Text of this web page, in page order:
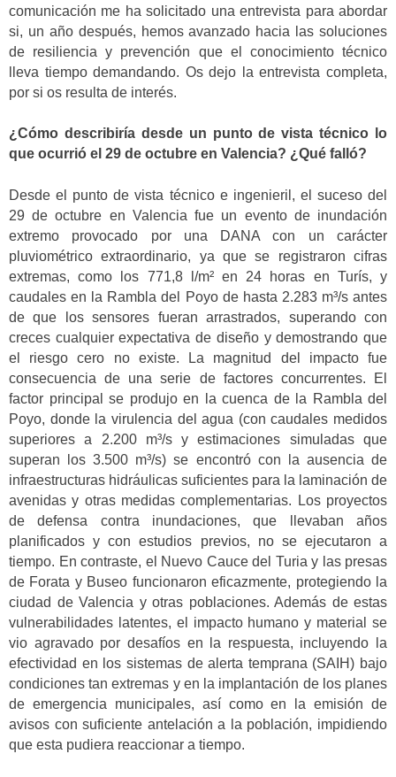
comunicación me ha solicitado una entrevista para abordar
si, un año después, hemos avanzado hacia las soluciones
de resiliencia y prevención que el conocimiento técnico
lleva tiempo demandando. Os dejo la entrevista completa,
por si os resulta de interés.
¿Cómo describiría desde un punto de vista técnico lo
que ocurrió el 29 de octubre en Valencia? ¿Qué falló?
Desde el punto de vista técnico e ingenieril, el suceso del
29 de octubre en Valencia fue un evento de inundación
extremo provocado por una DANA con un carácter
pluviométrico extraordinario, ya que se registraron cifras
extremas, como los 771,8 l/m² en 24 horas en Turís, y
caudales en la Rambla del Poyo de hasta 2.283 m³/s antes
de que los sensores fueran arrastrados, superando con
creces cualquier expectativa de diseño y demostrando que
el riesgo cero no existe. La magnitud del impacto fue
consecuencia de una serie de factores concurrentes. El
factor principal se produjo en la cuenca de la Rambla del
Poyo, donde la virulencia del agua (con caudales medidos
superiores a 2.200 m³/s y estimaciones simuladas que
superan los 3.500 m³/s) se encontró con la ausencia de
infraestructuras hidráulicas suficientes para la laminación de
avenidas y otras medidas complementarias. Los proyectos
de defensa contra inundaciones, que llevaban años
planificados y con estudios previos, no se ejecutaron a
tiempo. En contraste, el Nuevo Cauce del Turia y las presas
de Forata y Buseo funcionaron eficazmente, protegiendo la
ciudad de Valencia y otras poblaciones. Además de estas
vulnerabilidades latentes, el impacto humano y material se
vio agravado por desafíos en la respuesta, incluyendo la
efectividad en los sistemas de alerta temprana (SAIH) bajo
condiciones tan extremas y en la implantación de los planes
de emergencia municipales, así como en la emisión de
avisos con suficiente antelación a la población, impidiendo
que esta pudiera reaccionar a tiempo.